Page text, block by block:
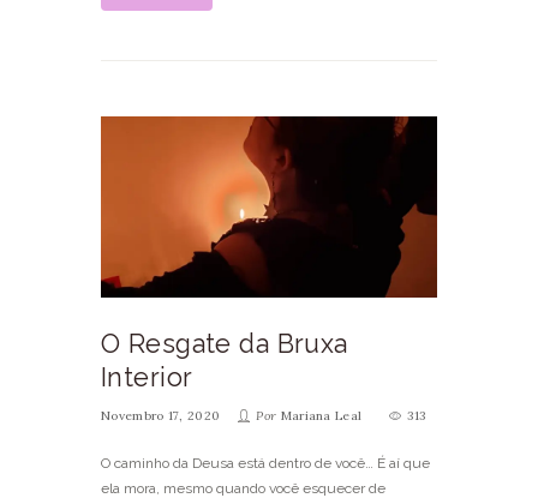
O Resgate da Bruxa
Interior
Novembro 17, 2020 Por Mariana Leal 313
O caminho da Deusa está dentro de você… É aí que
ela mora, mesmo quando você esquecer de